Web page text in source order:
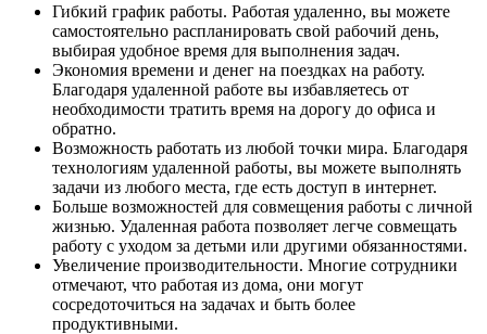
Гибкий график работы. Работая удаленно, вы можете
самостоятельно распланировать свой рабочий день,
выбирая удобное время для выполнения задач.
Экономия времени и денег на поездках на работу.
Благодаря удаленной работе вы избавляетесь от
необходимости тратить время на дорогу до офиса и
обратно.
Возможность работать из любой точки мира. Благодаря
технологиям удаленной работы, вы можете выполнять
задачи из любого места, где есть доступ в интернет.
Больше возможностей для совмещения работы с личной
жизнью. Удаленная работа позволяет легче совмещать
работу с уходом за детьми или другими обязанностями.
Увеличение производительности. Многие сотрудники
отмечают, что работая из дома, они могут
сосредоточиться на задачах и быть более
продуктивными.